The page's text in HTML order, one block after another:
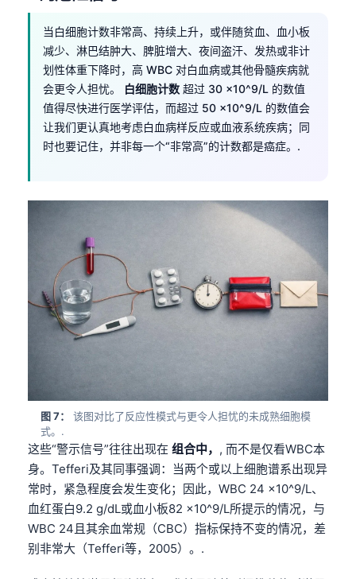
当白细胞计数非常高、持续上升，或伴随贫血、血小板
减少、淋巴结肿大、脾脏增大、夜间盗汗、发热或非计
划性体重下降时，高 WBC 对白血病或其他骨髓疾病就
会更令人担忧。
白细胞计数 超过 30 ×10^9/L 的数值
值得尽快进行医学评估，而超过 50 ×10^9/L 的数值会
让我们更认真地考虑白血病样反应或血液系统疾病；同
时也要记住，并非每一个“非常高”的计数都是癌症。.
图 7：
该图对比了反应性模式与更令人担忧的未成熟细胞模
式。.
这些“警示信号”往往出现在 组合中， , 而不是仅看WBC本
身。Tefferi及其同事强调：当两个或以上细胞谱系出现异
常时，紧急程度会发生变化；因此，WBC 24 ×10^9/L、
血红蛋白9.2 g/dL或血小板82 ×10^9/L所提示的情况，与
WBC 24且其余血常规（CBC）指标保持不变的情况，差
别非常大（Tefferi等，2005）。.